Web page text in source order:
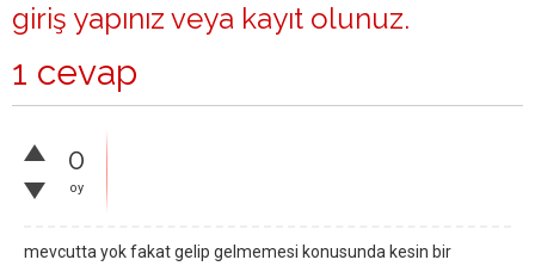
giriş yapınız veya kayıt olunuz.
1 cevap
0
oy
mevcutta yok fakat gelip gelmemesi konusunda kesin bir